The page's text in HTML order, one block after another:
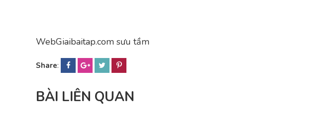
WebGiaibaitap.com sưu tầm
Share:
BÀI LIÊN QUAN